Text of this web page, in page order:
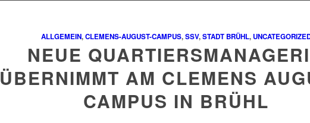
ALLGEMEIN,CLEMENS-AUGUST-CAMPUS,SSV,STADT BRÜHL,
NEUE
ÜBERNIMMT AM CLEMENS
CAMPUS IN BRÜHL